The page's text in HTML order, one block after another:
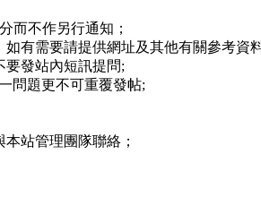
不作另行通知；
有需要請提供網址及其他有關參考資
發站內短訊提問;
問題更不可重覆發帖;
站管理團隊聯絡；